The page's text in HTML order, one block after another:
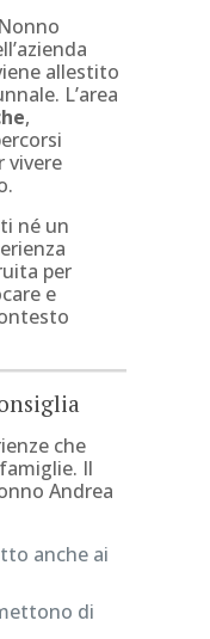
allestito
L’area
,
vivere
né un
per
e
che
Il
Andrea
anche ai
di